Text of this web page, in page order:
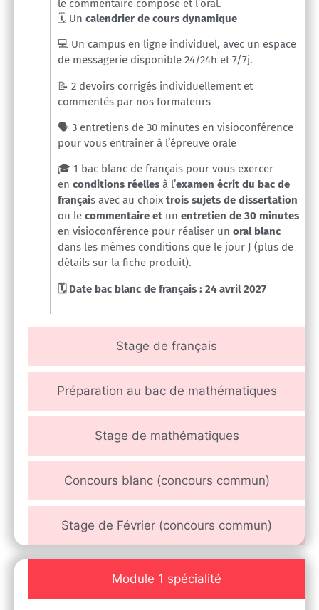
Stage de français
Préparation au bac de mathématiques
Stage de mathématiques
Concours blanc (concours commun)
Stage de Février (concours commun)
le commentaire composé et l’oral.
🗓️ Un calendrier de cours dynamique
💻 Un campus en ligne individuel, avec un espace
de messagerie disponible 24/24h et 7/7j.
📝 2 devoirs corrigés individuellement et
commentés par nos formateurs
🗣️ 3 entretiens de 30 minutes en visioconférence
pour vous entrainer à l’épreuve orale
🎓 1 bac blanc de français pour vous exercer
en conditions réelles à l’examen écrit du bac de
français avec au choix trois sujets de dissertation
ou le commentaire et un entretien de 30 minutes
en visioconférence pour réaliser un oral blanc
dans les mêmes conditions que le jour J (plus de
détails sur la fiche produit).
🗓️ Date bac blanc de français : 24 avril 2027
Module 1 spécialité